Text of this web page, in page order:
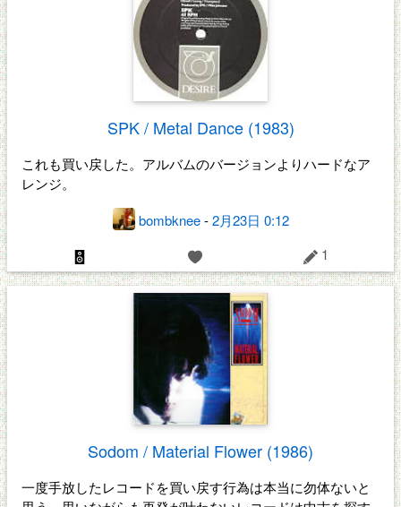
SPK / Metal Dance (1983)
これも買い戻した。アルバムのバージョンよりハードなア
レンジ。
bombknee-2月23日 0:12
1
Sodom / Material Flower (1986)
一度手放したレコードを買い戻す行為は本当に勿体ないと